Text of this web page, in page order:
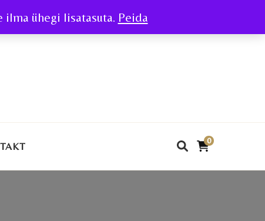
ilma ühegi lisatasuta. Peida
0